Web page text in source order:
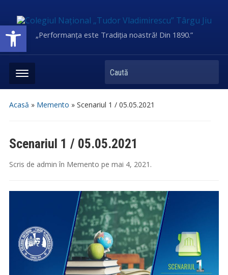
Deschide bara de unelte„Performanța este Tradiția noastră! Din 1890.”
Caută
Acasă » Memento » Scenariul 1 / 05.05.2021
Scenariul 1 / 05.05.2021
Scris de admin în Memento pe mai 4, 2021 .